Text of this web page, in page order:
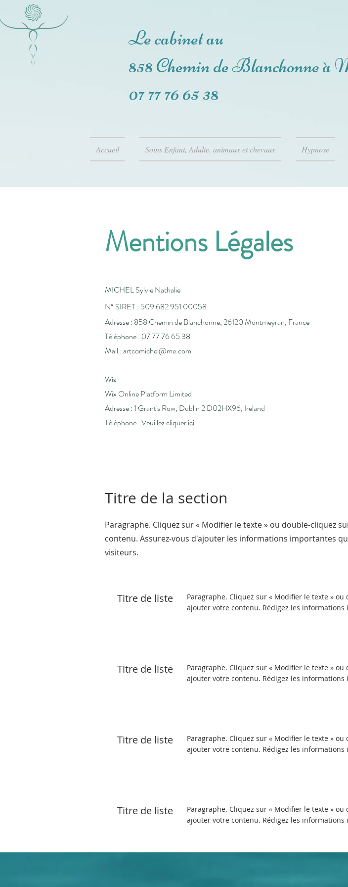
Le cabinet au
858 Chemin de Blanchonne à
07 77 76 65 38
Accueil Soins Enfant, Adulte, animaux et chevaux Hypnose
Mentions Légales
MICHEL Sylvie Nathalie
N° SIRET : 509 682 951 00058
Adresse : 858 Chemin de Blanchonne, 26120 Montmeyran, France
Téléphone : 07 77 76 65 38
Mail :artcomichel@me.com
Wix
Wix Online Platform Limited
Adresse :1 Grant's Row, Dublin 2 D02HX96, Ireland
Téléphone : Veuillez cliquerici
Titre de la section
Paragraphe. Cliquez sur « Modifier le texte » ou double-cliquez
contenu. Assurez-vous d'ajouter les informations importantes
visiteurs.
Titre de liste
Paragraphe. Cliquez sur « Modifier le texte »
ajouter votre contenu. Rédigez les
Titre de liste
Paragraphe. Cliquez sur « Modifier le texte »
ajouter votre contenu. Rédigez les
Titre de liste
Paragraphe. Cliquez sur « Modifier le texte »
ajouter votre contenu. Rédigez les
Titre de liste
Paragraphe. Cliquez sur « Modifier le texte »
ajouter votre contenu. Rédigez les